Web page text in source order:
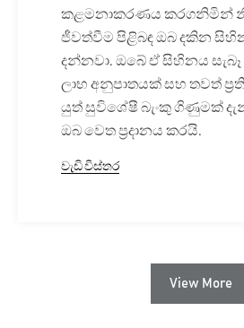
කළමනාකරණය කරගනිමින්
ජීවත්වීම පිළිබඳ ඔබ දකින
දන්නවා. ඔබේ ඒ සිහිනය
ලාභ අනුපාතයක් සහ තවත්
යුත් සුවිශේෂී බැංකු ගිණුමක්
ඔබ වෙත ප්‍රදානය කරයි.
වැඩි විස්තර
View More